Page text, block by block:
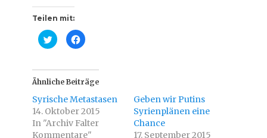
Teilen mit:
K
l
,
u
m
b
e
r
T
K
l
,
u
m
a
u
f
F
a
Ähnliche Beiträge
Syrische Metastasen
14. Oktober 2015
In "Archiv Falter
Kommentare"
Geben wir Putins
Syrienplänen eine
Chance
17. September 2015